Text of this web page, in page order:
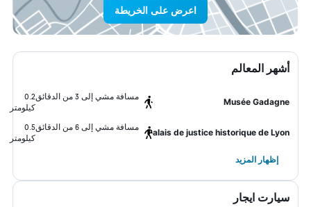
اعرض على الخريطة
أشهر المعالم
Musée Gadagne
مسافة مشي إلى 3 من الدقائق
0.2
كيلومتر
Palais de justice historique de Lyon
مسافة مشي إلى 6 من الدقائق
0.5
كيلومتر
إظهار المزيد
سيارت ايجار